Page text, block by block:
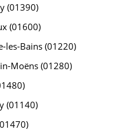
(01390)
(01600)
Bains (01220)
Moëns (01280)
(01140)